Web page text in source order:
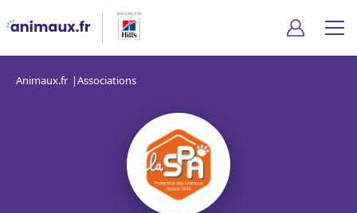
Animaux.fr Associations